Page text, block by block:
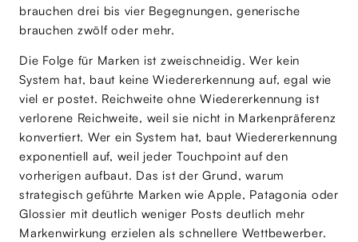
brauchen drei bis vier Begegnungen, generische
brauchen zwölf oder mehr.
Die Folge für Marken ist zweischneidig. Wer kein
System hat, baut keine Wiedererkennung auf, egal wie
viel er postet. Reichweite ohne Wiedererkennung ist
verlorene Reichweite, weil sie nicht in Markenpräferenz
konvertiert. Wer ein System hat, baut Wiedererkennung
exponentiell auf, weil jeder Touchpoint auf den
vorherigen aufbaut. Das ist der Grund, warum
strategisch geführte Marken wie Apple, Patagonia oder
Glossier mit deutlich weniger Posts deutlich mehr
Markenwirkung erzielen als schnellere Wettbewerber.